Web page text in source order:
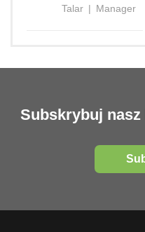
Talar | Manager
Subskrybuj nasz